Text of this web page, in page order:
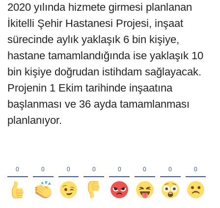
2020 yılında hizmete girmesi planlanan
İkitelli Şehir Hastanesi Projesi, inşaat
sürecinde aylık yaklaşık 6 bin kişiye,
hastane tamamlandığında ise yaklaşık 10
bin kişiye doğrudan istihdam sağlayacak.
Projenin 1 Ekim tarihinde inşaatına
başlanması ve 36 ayda tamamlanması
planlanıyor.